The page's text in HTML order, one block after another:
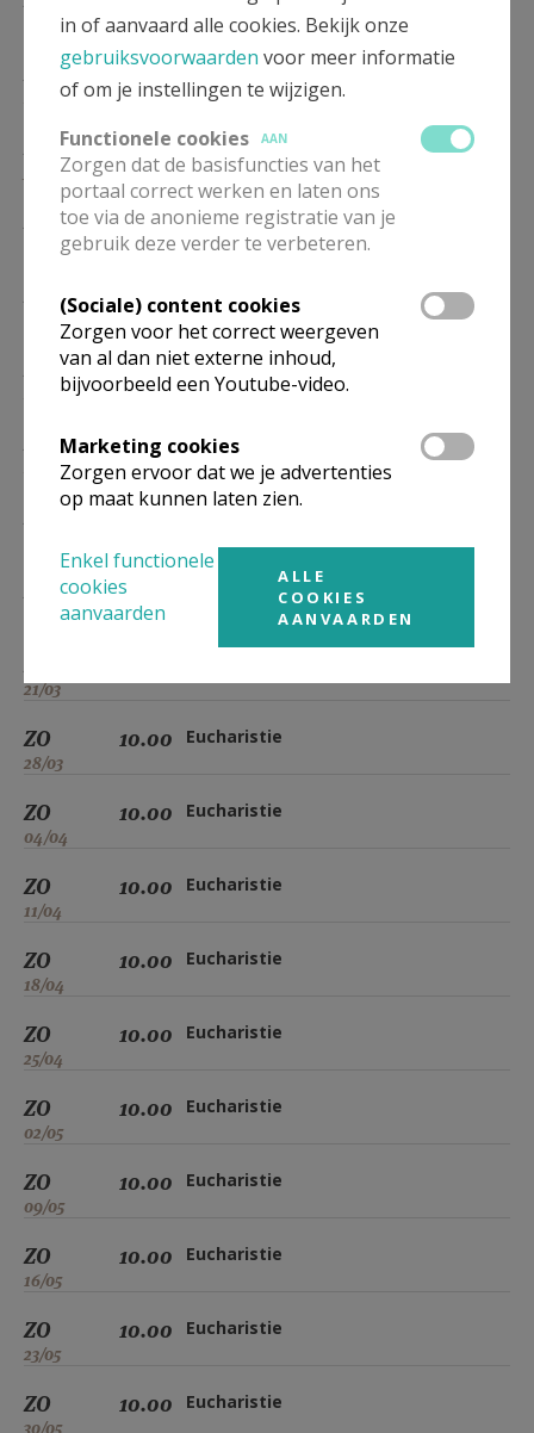
24/01
10.00 Eucharistie
10.00 Eucharistie
07/02
10.00 Eucharistie
14/02
10.00 Eucharistie
21/02
10.00 Eucharistie
28/02
10.00 Eucharistie
14/03
10.00 Eucharistie
21/03
ZO
28/03
10.00 Eucharistie
ZO
04/04
10.00 Eucharistie
ZO
11/04
10.00 Eucharistie
ZO
18/04
10.00 Eucharistie
ZO
25/04
10.00 Eucharistie
ZO
02/05
10.00 Eucharistie
ZO
09/05
10.00 Eucharistie
ZO
16/05
10.00 Eucharistie
ZO
23/05
10.00 Eucharistie
ZO
30/05
10.00 Eucharistie
in of aanvaard alle cookies. Bekijk onze
gebruiksvoorwaarden voor meer informatie
of om je instellingen te wijzigen.
Functionele cookies
AAN
Zorgen dat de basisfuncties van het
portaal correct werken en laten ons
toe via de anonieme registratie van je
gebruik deze verder te verbeteren.
(Sociale) content cookies
Zorgen voor het correct weergeven
van al dan niet externe inhoud,
bijvoorbeeld een Youtube-video.
Marketing cookies
Zorgen ervoor dat we je advertenties
op maat kunnen laten zien.
Enkel functionele
cookies
aanvaarden
ALLE
COOKIES
AANVAARDEN